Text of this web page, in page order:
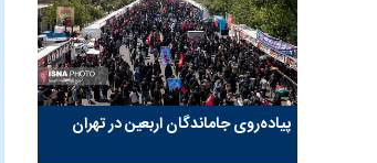
پیاده‌روی جاماندگان اربعین در تهران